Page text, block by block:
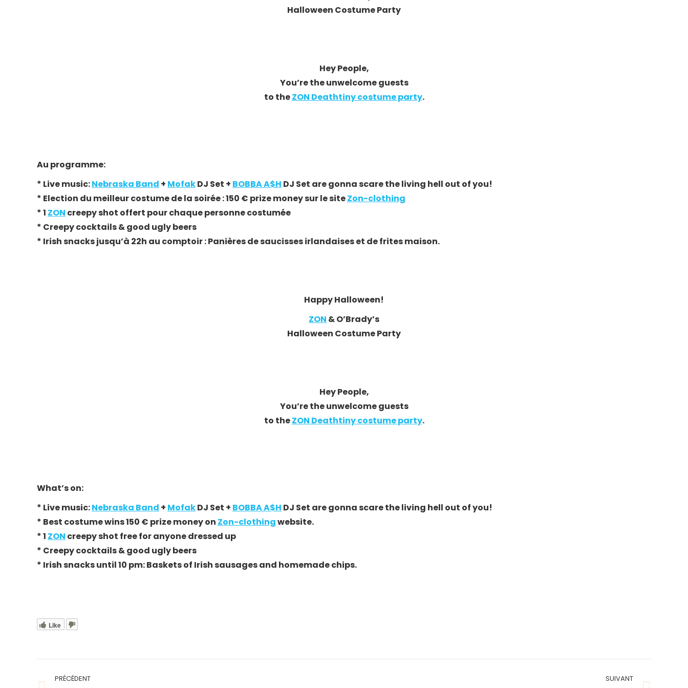
Halloween Costume Party
Hey People,
You’re the unwelcome guests
to theZON Deathtiny costume party.
Au programme:
* Live music:Nebraska Band + MofakDJ Set + BOBBA A$H DJ Set are gonna scare the living hell out of you!
* Election du meilleur costume de la soirée : 150 € prize money sur le siteZon-clothing
* 1 ZON creepy shot offert pour chaque personne costumée
* Creepy cocktails & good ugly beers
* Irish snacks jusqu’à 22h au comptoir : Panières de saucisses irlandaises et de frites maison.
Happy Halloween!
ZON & O’Brady’s
Halloween Costume Party
Hey People,
You’re the unwelcome guests
to theZON Deathtiny costume party.
What’s on:
* Live music:Nebraska Band + MofakDJ Set + BOBBA A$H DJ Set are gonna scare the living hell out of you!
* Best costume wins 150 € prize money on Zon-clothingwebsite.
* 1 ZON creepy shot free for anyone dressed up
* Creepy cocktails & good ugly beers
* Irish snacks until 10 pm: Baskets of Irish sausages and homemade chips.
Like
Navigation
PRÉCÉDENT SUIVANT